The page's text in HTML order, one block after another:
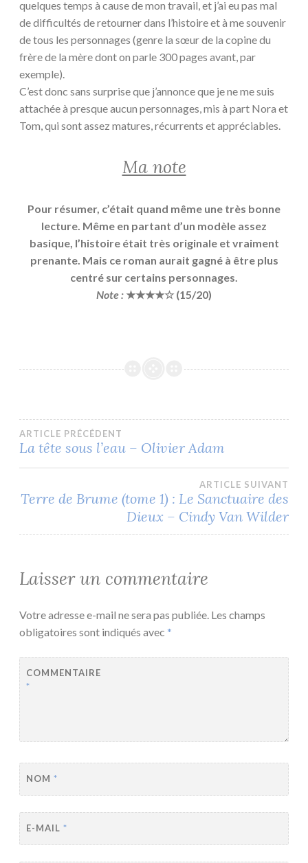
quelques temps à cause de mon travail, et j’ai eu pas mal
de difficultés de retourner dans l’histoire et à me souvenir
de tous les personnages (genre la sœur de la copine du
frère de la mère dont on parle 300 pages avant, par
exemple).
C’est donc sans surprise que j’annonce que je ne me suis
attachée à presque aucun personnages, mis à part Nora et
Tom, qui sont assez matures, récurrents et appréciables.
Ma note
Pour résumer, c’était quand même une très bonne
lecture. Même en partant d’un modèle assez
basique, l’histoire était très originale et vraiment
prenante. Mais ce roman aurait gagné à être plus
centré sur certains personnages.
Note : ★★★★☆ (15/20)
Navigation
l’article
ARTICLE PRÉCÉDENT
La tête sous l’eau – Olivier Adam
ARTICLE SUIVANT
Terre de Brume (tome 1) : Le Sanctuaire des
Dieux – Cindy Van Wilder
Laisser un commentaire
Votre adresse e-mail ne sera pas publiée. Les champs
obligatoires sont indiqués avec *
COMMENTAIRE
*
NOM *
E-MAIL *